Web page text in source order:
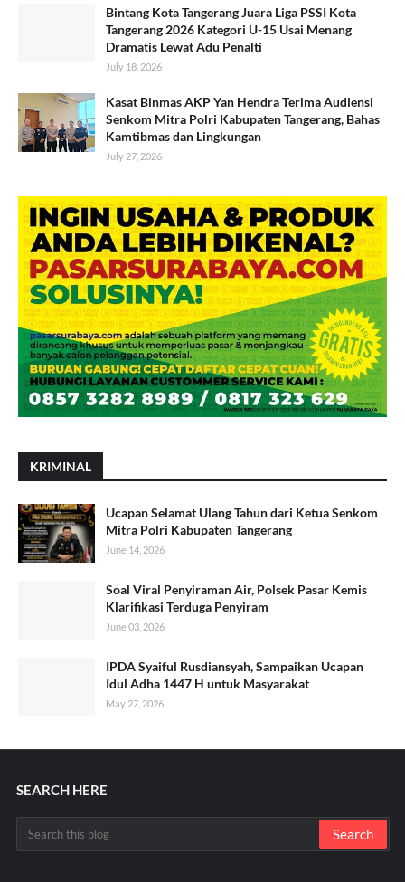
Bintang Kota Tangerang Juara Liga PSSI Kota
Tangerang 2026 Kategori U-15 Usai Menang
Dramatis Lewat Adu Penalti
July 18, 2026
Kasat Binmas AKP Yan Hendra Terima Audiensi
Senkom Mitra Polri Kabupaten Tangerang, Bahas
Kamtibmas dan Lingkungan
July 27, 2026
KRIMINAL
Ucapan Selamat Ulang Tahun dari Ketua Senkom
Mitra Polri Kabupaten Tangerang
June 14, 2026
Soal Viral Penyiraman Air, Polsek Pasar Kemis
Klarifikasi Terduga Penyiram
June 03, 2026
IPDA Syaiful Rusdiansyah, Sampaikan Ucapan
Idul Adha 1447 H untuk Masyarakat
May 27, 2026
SEARCH HERE